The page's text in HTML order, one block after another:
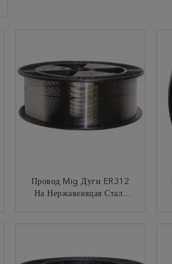
Провод Mig Дуги ER312
На Нержавеющая Сталь